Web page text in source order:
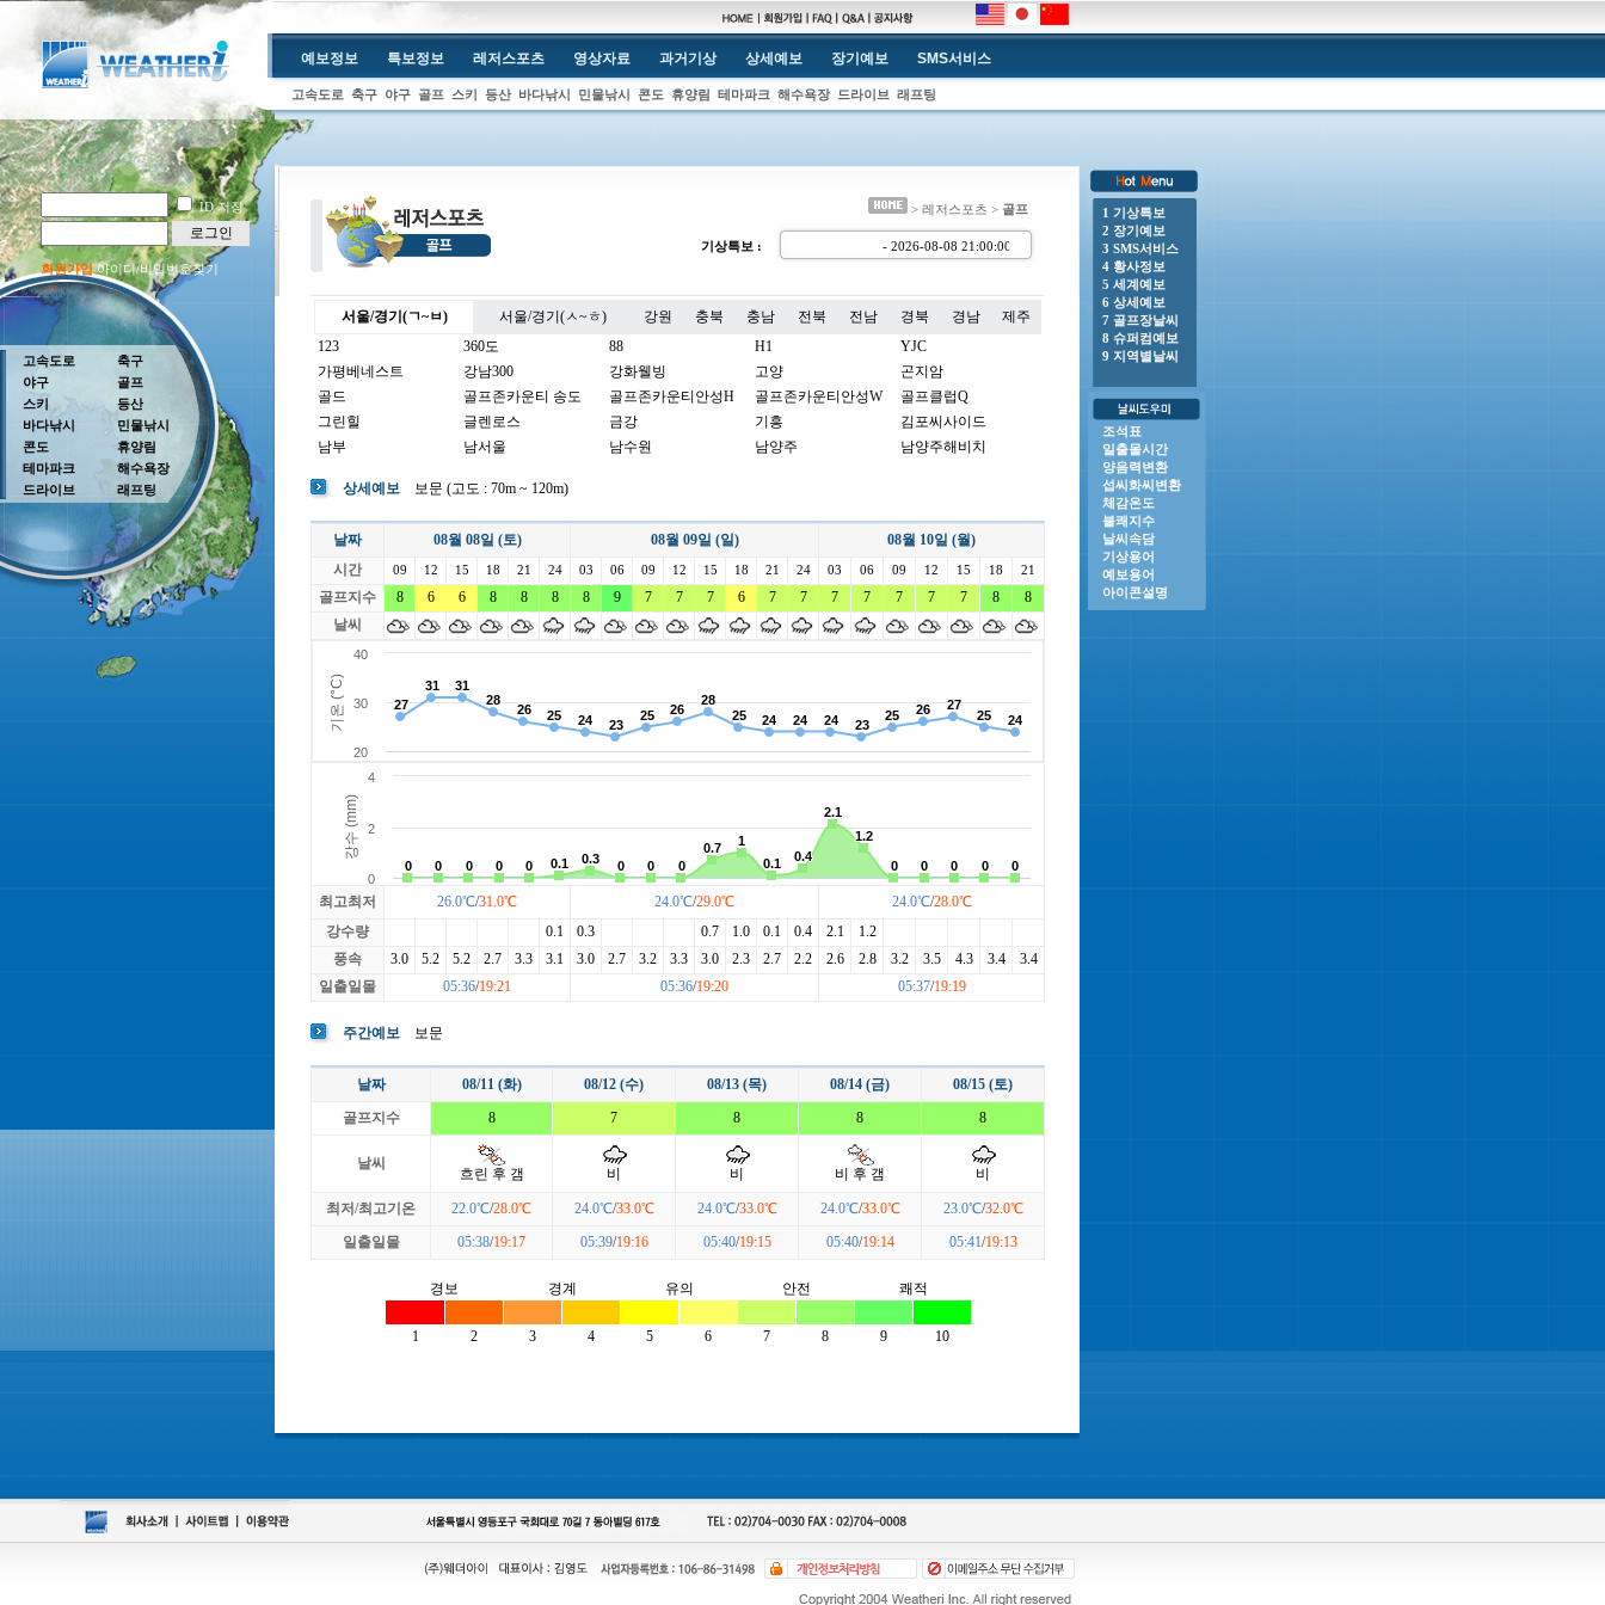
ID 저장
로그인
회원가입아이디/비밀번호찾기
예보정보 특보정보 레저스포츠 영상자료 과거기상 상세예보 장기예보 SMS서비스
고속도로 축구 야구 골프 스키 등산 바다낚시 민물낚시 콘도 휴양림 테마파크 해수욕장 드라이브 래프팅
> 레저스포츠 > 골프
기상특보 : - 2026-08-08 21:00:00 o 강풍주의보 : 전라남도(거문도.초도, 완도여서도), 전북자치도(부안(위도면 제외)), 제주도(제주도
고속도로
야구
스키
바다낚시
콘도
테마파크
드라이브
축구
골프
등산
민물낚시
휴양림
해수욕장
래프팅
서울/경기(ㄱ~ㅂ) 서울/경기(ㅅ~ㅎ) 강원 충북 충남 전북 전남 경북 경남
제주
123
360도 88 H1
YJC
가평베네스트
강남300 강화웰빙 고양
곤지암
골드
골프존카운티 송도 골프존카운티안성H 골프존카운티안성W
골프클럽Q
그린힐
글렌로스 금강 기흥
김포씨사이드
남부
남서울 남수원 남양주
남양주해비치
뉴코리아
더반
더크로스비
더헤븐 동여주 드림파크
라비돌
라싸
락가든 레이크사이드
렉스필드
로제비앙
루트52 리베라 리앤리
링크나인
마에스트로
마이다스레이크 이천 마이다스밸리 청평 몽베르
발리오스
베뉴지
베르힐영종 베스트밸리 베어즈베스트 청라
베어크리크
블랙스톤GC이천
빅토리아
상세예보 보문 (고도 : 70m ~ 120m)
날짜 08월 08일 (토) 08월 09일 (일)
08월 10일 (월)
시간
09 12 15 18 21 24 03 06 09 12 15 18 21 24 03 06 09 12 15 18 21
골프지수 8 6 6 8 8 8 8 9 7 7 7 6 7 7 7 7 7 7 7 8
8
날씨
최고최저 26.0℃/31.0℃ 24.0℃/29.0℃ 24.0℃/28.0℃
강수량
0.1 0.3 0.7 1.0 0.1 0.4 2.1
1.2
풍속
3.0 5.2 5.2 2.7 3.3 3.1 3.0 2.7 3.2 3.3 3.0 2.3 2.7 2.2 2.6 2.8 3.2 3.5 4.3 3.4
3.4
일출일몰
05:36/19:21 05:36/19:20 05:37/19:19
주간예보 보문
날짜 08/11 (화) 08/12 (수) 08/13 (목) 08/14 (금)
08/15 (토)
골프지수
8 7 8 8 8
날씨
흐린 후 갬 비 비 비 후 갬 비
최저/최고기온 22.0℃/28.0℃ 24.0℃/33.0℃ 24.0℃/33.0℃ 24.0℃/33.0℃ 23.0℃/32.0℃
일출일몰
05:38/19:17 05:39/19:16 05:40/19:15 05:40/19:14 05:41/19:13
경보 경계 유의 안전 쾌적
1 2 3 4 5 6 7 8 9 10
1 기상특보
2 장기예보
3 SMS서비스
4 황사정보
5 세계예보
6 상세예보
7 골프장날씨
8 슈퍼컴예보
9 지역별날씨
조석표
일출몰시간
양음력변환
섭씨화씨변환
체감온도
불쾌지수
날씨속담
기상용어
예보용어
아이콘설명